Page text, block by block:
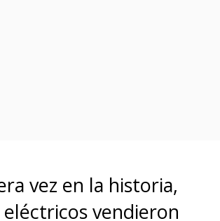
vez en la historia,
vendieron